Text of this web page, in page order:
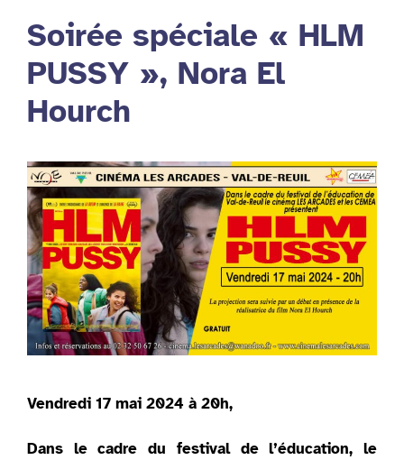
Soirée spéciale « HLM
PUSSY », Nora El
Hourch
Vendredi 17 mai 2024 à 20h,
Dans le cadre du festival de l’éducation, le